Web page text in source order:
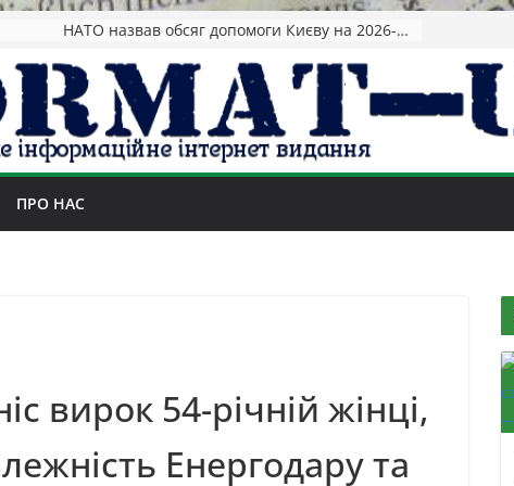
НАТО назвав обсяг допомоги Києву на 2026-2027 роки
ПРО НАС
вирок 54-річній жінці,
Енергодару та